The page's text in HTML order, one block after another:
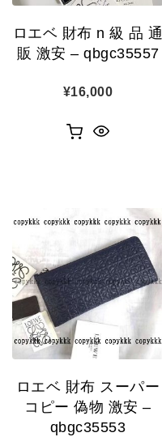
ロエベ 財布 n 級 品 通
販 激安 – qbgc35557
¥16,000
ロエベ 財布 スーパー
コピー 偽物 激安 –
qbgc35553